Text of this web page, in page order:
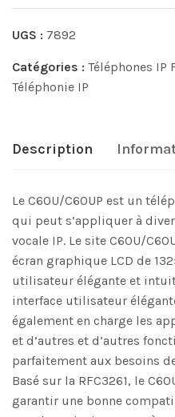
UGS : 7892
Catégories : Téléphones IP
Téléphonie IP
Description
Le C60U/C60UP est un
qui peut s’appliquer à
vocale IP. Le site C60U/
écran graphique LCD de
utilisateur élégante et
interface utilisateur
également en charge les
et d’autres et d’autres
parfaitement aux besoins
Basé sur la RFC3261, le
garantir une bonne